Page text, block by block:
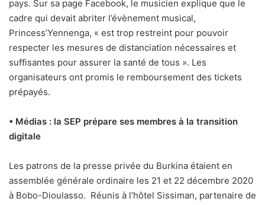
pays. Sur sa page Facebook, le musicien explique que le
cadre qui devait abriter l’évènement musical,
Princess’Yennenga, « est trop restreint pour pouvoir
respecter les mesures de distanciation nécessaires et
suffisantes pour assurer la santé de tous ». Les
organisateurs ont promis le remboursement des tickets
prépayés.
• Médias : la SEP prépare ses membres à la transition
digitale
Les patrons de la presse privée du Burkina étaient en
assemblée générale ordinaire les 21 et 22 décembre 2020
à Bobo-Dioulasso. Réunis à l’hôtel Sissiman, partenaire de